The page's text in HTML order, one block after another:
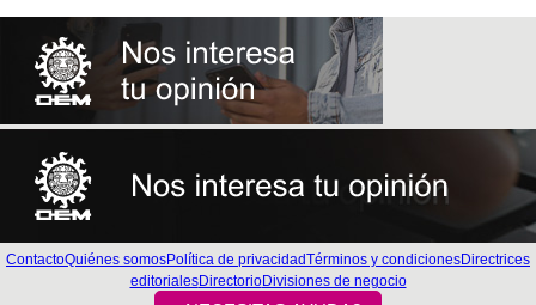
ContactoQuiénes somosPolítica de privacidadTérminos y condicionesDirectrices
editorialesDirectorioDivisiones de negocio